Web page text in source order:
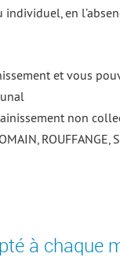
en
et vous
non
à chaque